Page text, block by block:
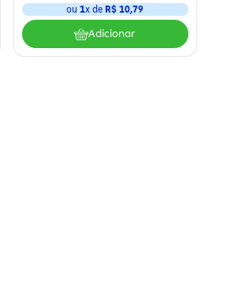
ou1x de R$ 10,79
Adicionar